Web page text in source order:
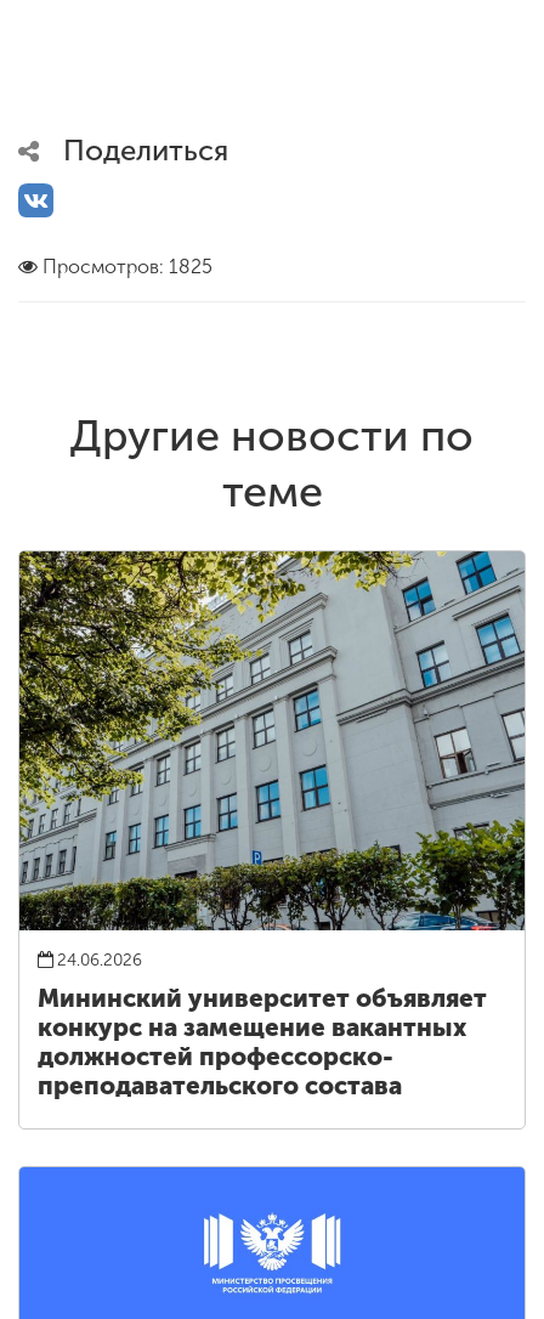
Поделиться
Просмотров: 1825
Другие новости по
теме
24.06.2026
Мининский университет объявляет
конкурс на замещение вакантных
должностей профессорско-
преподавательского состава